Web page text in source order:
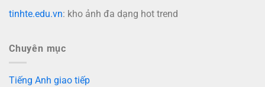
tinhte.edu.vn: kho ảnh đa dạng hot trend
Chuyên mục
Tiếng Anh giao tiếp